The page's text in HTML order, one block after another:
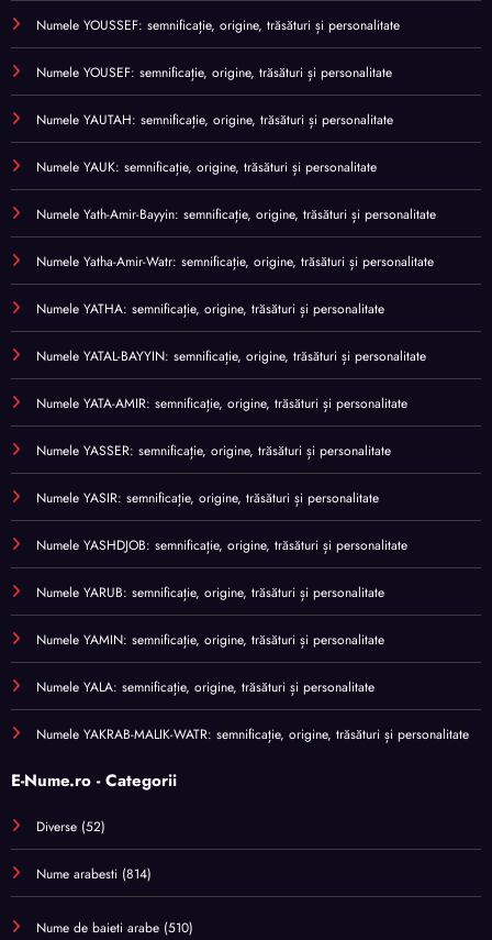
Numele YOUSSEF: semnificație, origine, trăsături și personalitate
Numele YOUSEF: semnificație, origine, trăsături și personalitate
Numele YAUTAH: semnificație, origine, trăsături și personalitate
Numele YAUK: semnificație, origine, trăsături și personalitate
Numele Yath-Amir-Bayyin: semnificație, origine, trăsături și personalitate
Numele Yatha-Amir-Watr: semnificație, origine, trăsături și personalitate
Numele YATHA: semnificație, origine, trăsături și personalitate
Numele YATAL-BAYYIN: semnificație, origine, trăsături și personalitate
Numele YATA-AMIR: semnificație, origine, trăsături și personalitate
Numele YASSER: semnificație, origine, trăsături și personalitate
Numele YASIR: semnificație, origine, trăsături și personalitate
Numele YASHDJOB: semnificație, origine, trăsături și personalitate
Numele YARUB: semnificație, origine, trăsături și personalitate
Numele YAMIN: semnificație, origine, trăsături și personalitate
Numele YALA: semnificație, origine, trăsături și personalitate
Numele YAKRAB-MALIK-WATR: semnificație, origine, trăsături și personalitate
E-Nume.ro - Categorii
Diverse (52)
Nume arabesti (814)
Nume de baieti arabe (510)